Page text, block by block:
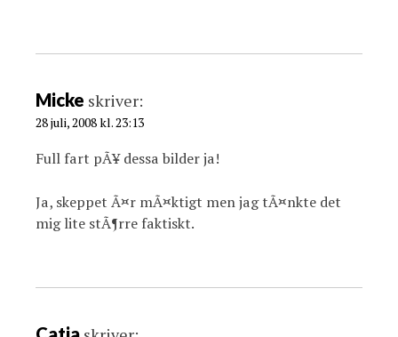
Micke skriver:
28 juli, 2008 kl. 23:13
Full fart pÃ¥ dessa bilder ja!
Ja, skeppet Ã¤r mÃ¤ktigt men jag tÃ¤nkte det
mig lite stÃ¶rre faktiskt.